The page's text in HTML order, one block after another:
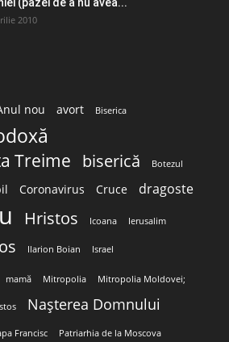
(pazei de a nu avea...
2010
nou avort Biserica
Treime biserică Botezul
Coronavirus Cruce dragoste
Hristos Icoana Ierusalim
Ilarion Boian Israel
mamă Mitropolia Mitropolia Moldovei;
Nașterea Domnului
Francisc Patriarhia de la Moscova